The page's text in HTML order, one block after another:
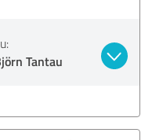
Tantau